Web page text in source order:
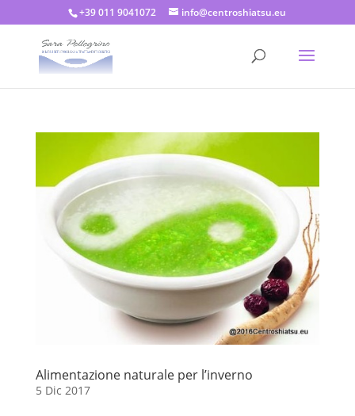
+39 011 9041072 info@centroshiatsu.eu
Alimentazione naturale per l’inverno
5 Dic 2017